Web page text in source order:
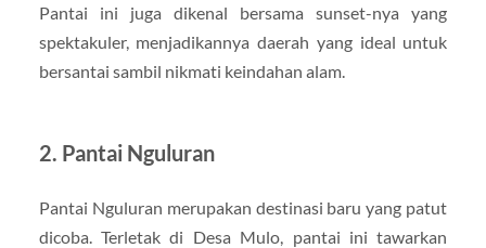
Pantai ini juga dikenal bersama sunset-nya yang
spektakuler, menjadikannya daerah yang ideal untuk
bersantai sambil nikmati keindahan alam.
2. Pantai Nguluran
Pantai Nguluran merupakan destinasi baru yang patut
dicoba. Terletak di Desa Mulo, pantai ini tawarkan